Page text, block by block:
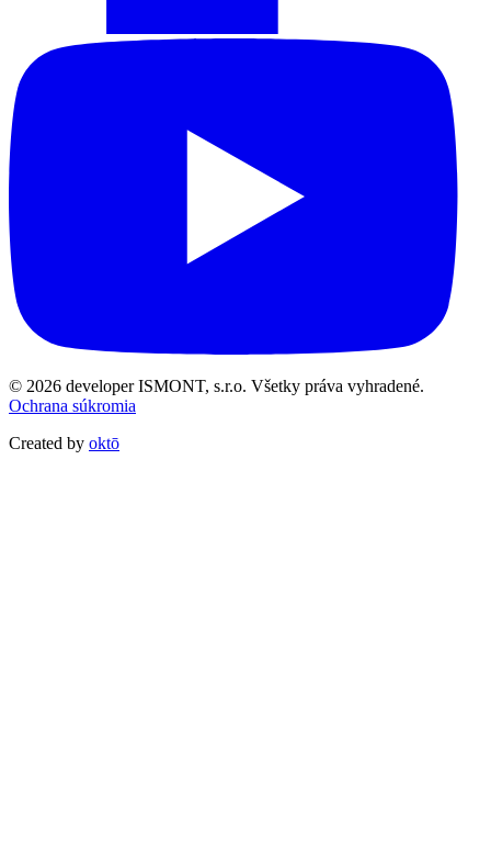
© 2026 developer ISMONT, s.r.o. Všetky práva vyhradené.
Ochrana súkromia
Created by oktō